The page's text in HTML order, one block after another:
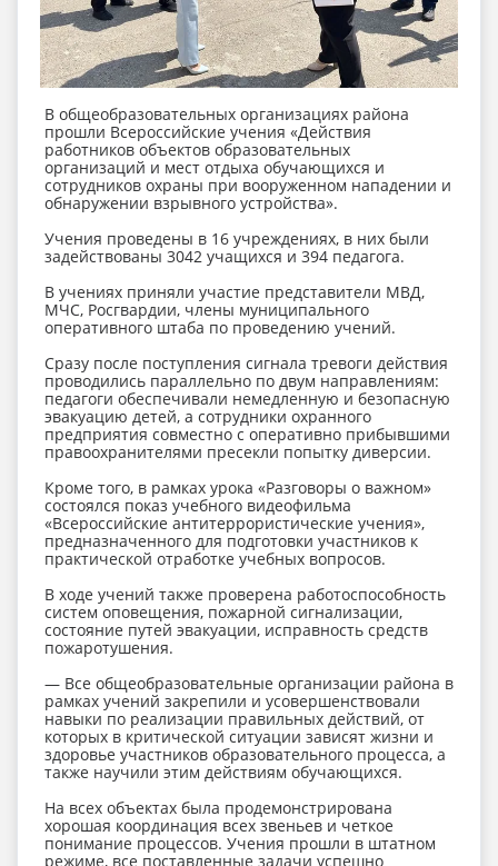
В общеобразовательных организациях района
прошли Всероссийские учения «Действия
работников объектов образовательных
организаций и мест отдыха обучающихся и
сотрудников охраны при вооруженном нападении и
обнаружении взрывного устройства».
Учения проведены в 16 учреждениях, в них были
задействованы 3042 учащихся и 394 педагога.
В учениях приняли участие представители МВД,
МЧС, Росгвардии, члены муниципального
оперативного штаба по проведению учений.
Сразу после поступления сигнала тревоги действия
проводились параллельно по двум направлениям:
педагоги обеспечивали немедленную и безопасную
эвакуацию детей, а сотрудники охранного
предприятия совместно с оперативно прибывшими
правоохранителями пресекли попытку диверсии.
Кроме того, в рамках урока «Разговоры о важном»
состоялся показ учебного видеофильма
«Всероссийские антитеррористические учения»,
предназначенного для подготовки участников к
практической отработке учебных вопросов.
В ходе учений также проверена работоспособность
систем оповещения, пожарной сигнализации,
состояние путей эвакуации, исправность средств
пожаротушения.
— Все общеобразовательные организации района в
рамках учений закрепили и усовершенствовали
навыки по реализации правильных действий, от
которых в критической ситуации зависят жизни и
здоровье участников образовательного процесса, а
также научили этим действиям обучающихся.
На всех объектах была продемонстрирована
хорошая координация всех звеньев и четкое
понимание процессов. Учения прошли в штатном
режиме, все поставленные задачи успешно